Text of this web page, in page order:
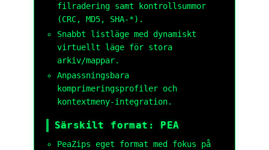
filradering samt kontrollsummor
(CRC, MD5, SHA-*).
Snabbt listläge med dynamiskt
virtuellt läge för stora
arkiv/mappar.
Anpassningsbara
komprimeringsprofiler och
kontextmeny-integration.
Särskilt format: PEA
PeaZips eget format med fokus på